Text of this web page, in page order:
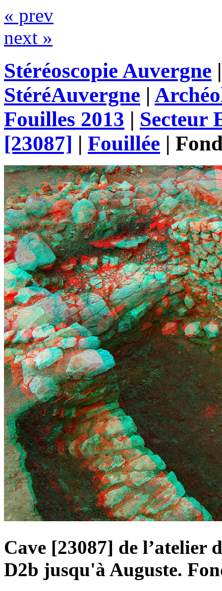
« prev
next »
Stéréoscopie Auvergne
StéréAuvergne |
Fouilles 2013 | Secteur
[23087] | Fouillée |
Cave [23087] de l’atelier
D2b jusqu'à Auguste.